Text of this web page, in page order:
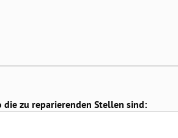
zu reparierenden Stellen sind: